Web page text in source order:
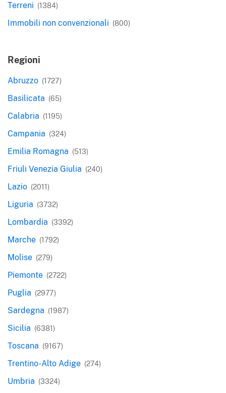
Terreni (1384)
Immobili non convenzionali (800)
Regioni
Abruzzo (1727)
Basilicata (65)
Calabria (1195)
Campania (324)
Emilia Romagna (513)
Friuli Venezia Giulia (240)
Lazio (2011)
Liguria (3732)
Lombardia (3392)
Marche (1792)
Molise (279)
Piemonte (2722)
Puglia (2977)
Sardegna (1987)
Sicilia (6381)
Toscana (9167)
Trentino-Alto Adige (274)
Umbria (3324)